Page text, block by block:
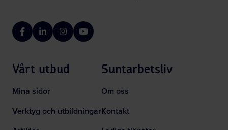
FacebookLinkedInInstagramYouTube
Vårt utbud
Mina sidor
Verktyg och utbildningar
Suntarbetsliv
Om oss
Kontakt